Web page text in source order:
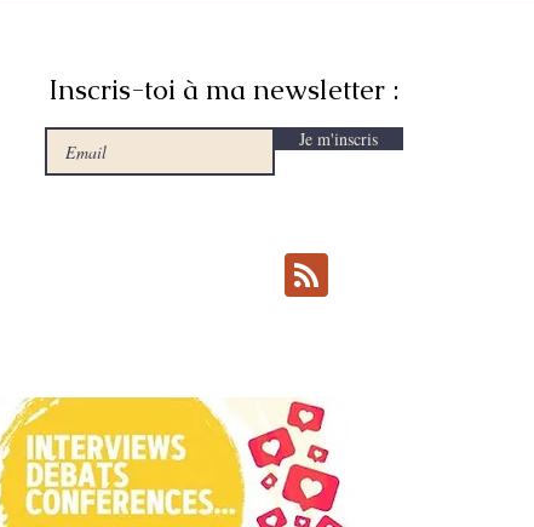
Inscris-toi à ma newsletter :
Je m'inscris